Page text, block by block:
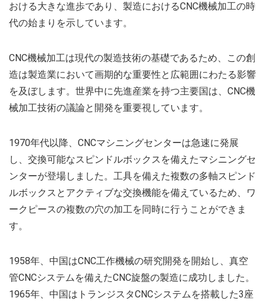
おける大きな進歩であり、製造におけるCNC機械加工の時
代の始まりを示しています。
CNC機械加工は現代の製造技術の基礎であるため、この創
造は製造業において画期的な重要性と広範囲にわたる影響
を及ぼします。世界中に先進産業を持つ主要国は、CNC機
械加工技術の議論と開発を重要視しています。
1970年代以降、CNCマシニングセンターは急速に発展
し、交換可能なスピンドルボックスを備えたマシニングセ
ンターが登場しました。工具を備えた複数の多軸スピンド
ルボックスとアクティブな交換機能を備えているため、ワ
ークピースの複数の穴の加工を同時に行うことができま
す。
1958年、中国はCNC工作機械の研究開発を開始し、真空
管CNCシステムを備えたCNC旋盤の製造に成功しました。
1965年、中国はトランジスタCNCシステムを搭載した3座